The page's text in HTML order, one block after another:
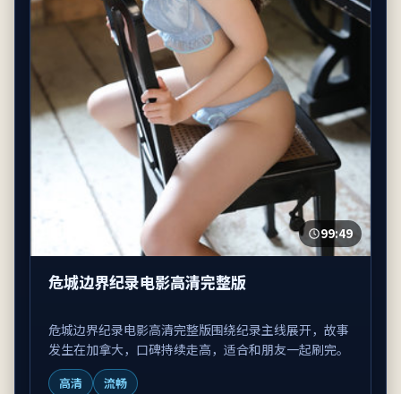
99:49
危城边界纪录电影高清完整版
危城边界纪录电影高清完整版围绕纪录主线展开，故事
发生在加拿大，口碑持续走高，适合和朋友一起刷完。
高清
流畅